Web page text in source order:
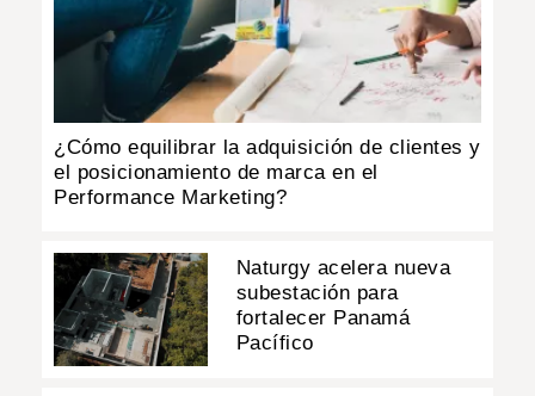
¿Cómo equilibrar la adquisición de clientes y
el posicionamiento de marca en el
Performance Marketing?
Naturgy acelera nueva
subestación para
fortalecer Panamá
Pacífico